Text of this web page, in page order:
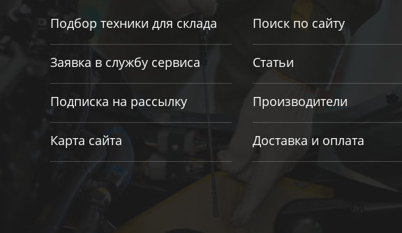
Подбор техники для склада
Заявка в службу сервиса
Подписка на рассылку
Карта сайта
Поиск по сайту
Статьи
Производители
Доставка и оплата